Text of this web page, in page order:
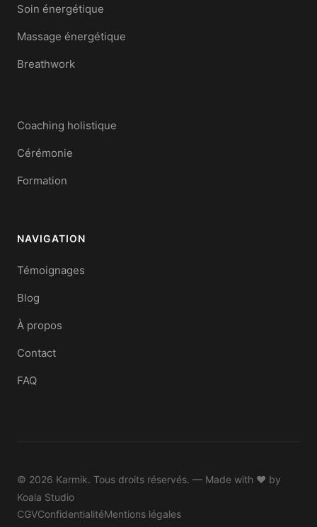
Soin énergétique
Massage énergétique
Breathwork
Coaching holistique
Cérémonie
Formation
NAVIGATION
Témoignages
Blog
À propos
Contact
FAQ
© 2026 Karmik. Tous droits réservés. — Made with ♥ by
Koala Studio
CGVConfidentialitéMentions légales